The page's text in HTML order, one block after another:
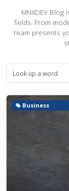
MNXDEV
fields. From
team presents
Business